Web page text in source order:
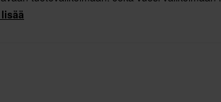
entistä laadukkaampia tuotteita ja kehitetään jo
malleja entistä paremmiksi. Viime vuosina